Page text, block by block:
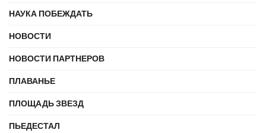
НАУКА ПОБЕЖДАТЬ
НОВОСТИ
НОВОСТИ ПАРТНЕРОВ
ПЛАВАНЬЕ
ПЛОЩАДЬ ЗВЕЗД
ПЬЕДЕСТАЛ